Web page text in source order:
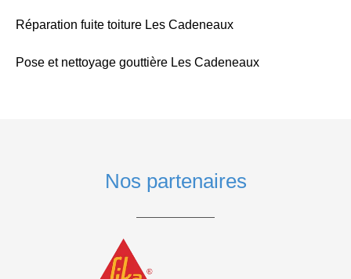
Réparation fuite toiture Les Cadeneaux
Pose et nettoyage gouttière Les Cadeneaux
Nos partenaires